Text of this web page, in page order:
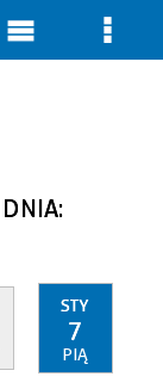
STY
7
PIĄ
Menu Menu